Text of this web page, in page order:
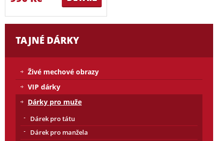
TAJNÉ DÁRKY
Živé mechové obrazy
VIP dárky
Dárky pro muže
Dárek pro tátu
Dárek pro manžela